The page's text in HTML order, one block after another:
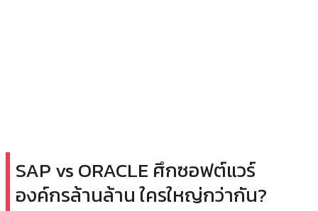
SAP vs ORACLE ศึกซอฟต์แวร์
องค์กรล้านล้าน ใครใหญ่กว่ากัน?